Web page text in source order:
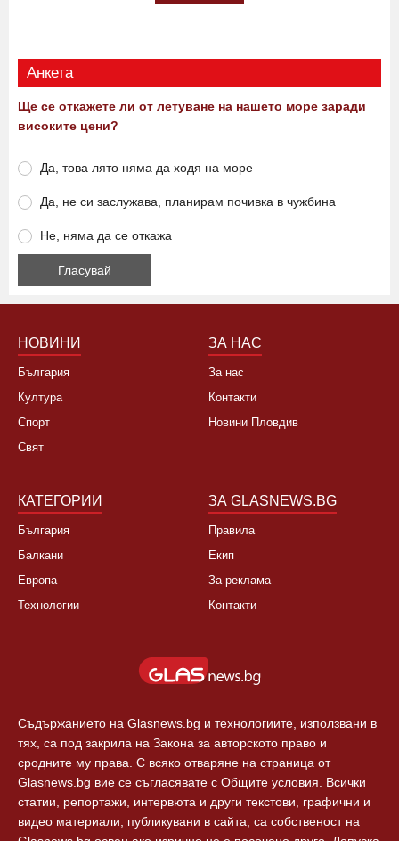
Анкета
Ще се откажете ли от летуване на нашето море заради
високите цени?
Да, това лято няма да ходя на море
Да, не си заслужава, планирам почивка в чужбина
Не, няма да се откажа
НОВИНИ
България
Култура
Спорт
Свят
ЗА НАС
За нас
Контакти
Новини Пловдив
КАТЕГОРИИ
България
Балкани
Европа
Технологии
ЗА GLASNEWS.BG
Правила
Екип
За реклама
Контакти
Съдържанието на Glasnews.bg и технологиите, използвани в
тях, са под закрила на Закона за авторското право и
сродните му права. С всяко отваряне на страница от
Glasnews.bg вие се съгласявате с Общите условия. Всички
статии, репортажи, интервюта и други текстови, графични и
видео материали, публикувани в сайта, са собственост на